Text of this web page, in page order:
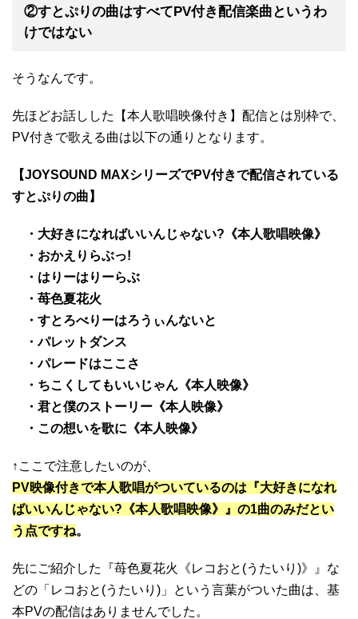
②すとぷりの曲はすべてPV付き配信楽曲というわ
けではない
そうなんです。
先ほどお話しした【本人歌唱映像付き】配信とは別枠で、
PV付きで歌える曲は以下の通りとなります。
【JOYSOUND MAXシリーズでPV付きで配信されている
すとぷりの曲】
・大好きになればいいんじゃない?《本人歌唱映像》
・おかえりらぶっ!
・はりーはりーらぶ
・苺色夏花火
・すとろべりーはろうぃんないと
・パレットダンス
・パレードはここさ
・ちこくしてもいいじゃん《本人映像》
・君と僕のストーリー《本人映像》
・この想いを歌に《本人映像》
↑ここで注意したいのが、
PV映像付きで本人歌唱がついているのは『大好きになれ
ばいいんじゃない?《本人歌唱映像》』の1曲のみだとい
う点ですね。
先にご紹介した『苺色夏花火《レコおと(うたいり)》』な
どの「レコおと(うたいり)」という言葉がついた曲は、基
本PVの配信はありませんでした。